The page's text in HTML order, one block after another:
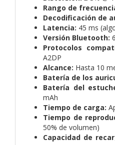
Rango de
Decodificación de
Latencia: 45 ms
Versión Bluetooth:
Protocolos
A2DP
Alcance: Hasta 10
Batería de los
Batería del
mAh
Tiempo de carga:
Tiempo de
50% de volumen)
Capacidad de